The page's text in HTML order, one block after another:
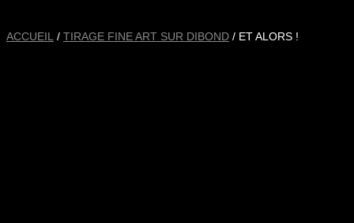
ACCUEIL / TIRAGE FINE ART SUR DIBOND / ET ALORS !